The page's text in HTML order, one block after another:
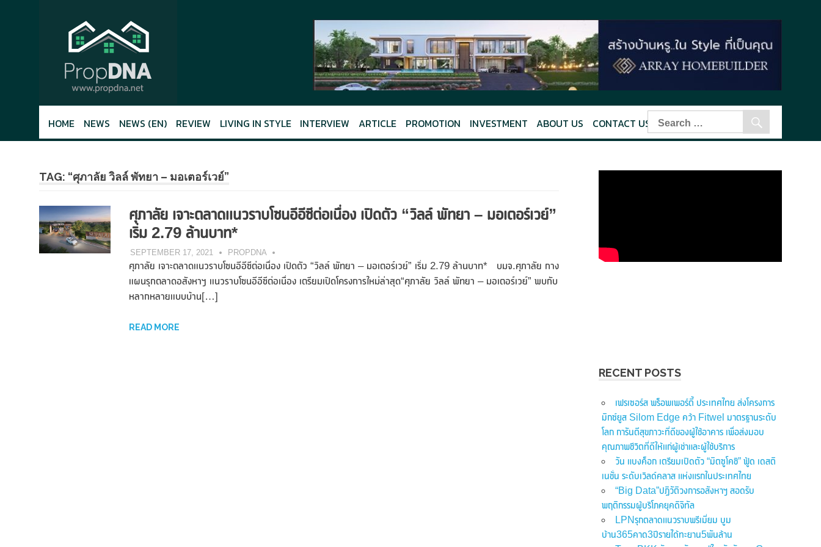
HOME NEWS NEWS (EN) REVIEW LIVING IN STYLE INTERVIEW ARTICLE PROMOTION INVESTMENT ABOUT US CONTACT US
TAG: “ศุภาลัย วิลล์ พัทยา – มอเตอร์เวย์”
ศุภาลัย เจาะตลาดแนวราบโซนอีอีซีต่อเนื่อง เปิดตัว “วิลล์ พัทยา – มอเตอร์เวย์”
เริ่ม 2.79 ล้านบาท*
SEPTEMBER 17, 2021 PROPDNA
ศุภาลัย เจาะตลาดแนวราบโซนอีอีซีต่อเนื่อง เปิดตัว “วิลล์ พัทยา – มอเตอร์เวย์” เริ่ม 2.79 ล้านบาท* บมจ.ศุภาลัย กาง
แผนรุกตลาดอสังหาฯ แนวราบโซนอีอีซีต่อเนื่อง เตรียมเปิดโครงการใหม่ล่าสุด“ศุภาลัย วิลล์ พัทยา – มอเตอร์เวย์” พบกับ
หลากหลายแบบบ้าน[…]
READ MORE
RECENT POSTS
เฟรเซอร์ส พร็อพเพอร์ตี้ ประเทศไทย ส่งโครงการ
มิกซ์ยูส Silom Edge คว้า Fitwel มาตรฐานระดับ
โลก การันตีสุขภาวะที่ดีของผู้ใช้อาคาร เพื่อส่งมอบ
คุณภาพชีวิตที่ดีให้แก่ผู้เช่าและผู้ใช้บริการ
วัน แบงค็อก เตรียมเปิดตัว “มิตซูโคชิ” ฟู้ด เดสติ
เนชั่น ระดับเวิลด์คลาส แห่งแรกในประเทศไทย
“Big Data”ปฏิวัติวงการอสังหาฯ สอดรับ
พฤติกรรมผู้บริโภคยุคดิจิทัล
LPNรุกตลาดแนวราบพรีเมี่ยม บูม
บ้าน365คาด3ปีรายได้ทะยาน5พันล้าน